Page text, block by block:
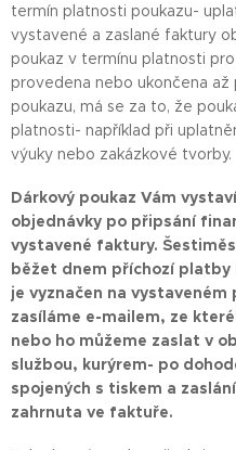
termín platnosti poukazu-
vystavené a zaslané faktury
poukaz v termínu platnosti
provedena nebo ukončena
poukazu, má se za to, že
platnosti- například při
výuky nebo zakázkové tvorby.
Dárkový poukaz Vám
objednávky po připsání
vystavené faktury.
běžet dnem příchozí
je vyznačen na vystaveném
zasíláme e-mailem, ze
nebo ho můžeme zaslat v
službou, kurýrem- po
spojených s tiskem a
zahrnuta ve faktuře.